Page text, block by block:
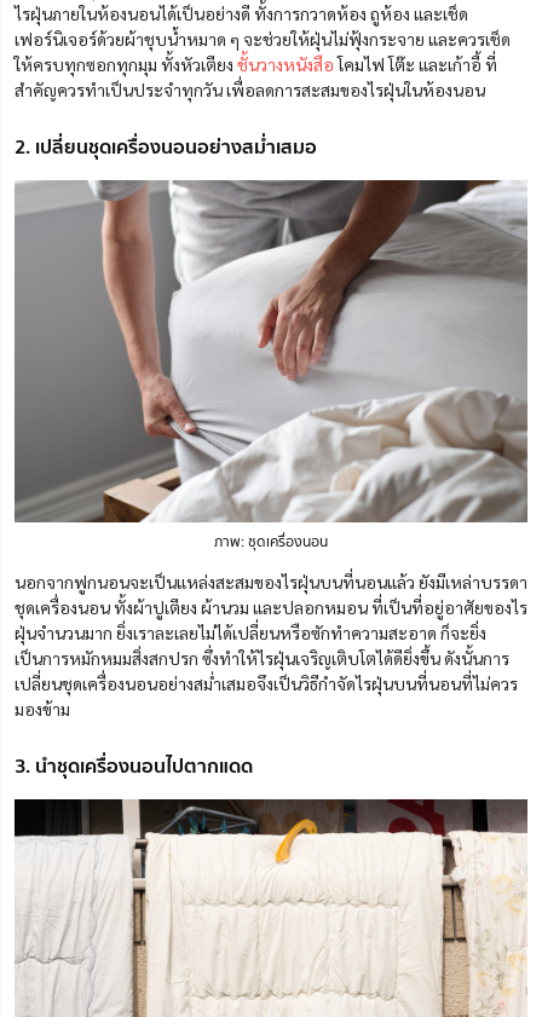
ไรฝุ่นภายในห้องนอนได้เป็นอย่างดี ทั้งการกวาดห้อง ถูห้อง และเช็ด
เฟอร์นิเจอร์ด้วยผ้าชุบน้ำหมาด ๆ จะช่วยให้ฝุ่นไม่ฟุ้งกระจาย และควรเช็ด
ให้ครบทุกซอกทุกมุม ทั้งหัวเตียง ชั้นวางหนังสือโคมไฟ โต๊ะ และเก้าอี้ ที่
สำคัญควรทำเป็นประจำทุกวัน เพื่อลดการสะสมของไรฝุ่นในห้องนอน
2. เปลี่ยนชุดเครื่องนอนอย่างสม่ำเสมอ
ภาพ: ชุดเครื่องนอน
นอกจากฟูกนอนจะเป็นแหล่งสะสมของไรฝุ่นบนที่นอนแล้ว ยังมีเหล่าบรรดา
ชุดเครื่องนอน ทั้งผ้าปูเตียง ผ้านวม และปลอกหมอน ที่เป็นที่อยู่อาศัยของไร
ฝุ่นจำนวนมาก ยิ่งเราละเลยไม่ได้เปลี่ยนหรือซักทำความสะอาด ก็จะยิ่ง
เป็นการหมักหมมสิ่งสกปรก ซึ่งทำให้ไรฝุ่นเจริญเติบโตได้ดียิ่งขึ้น ดังนั้นการ
เปลี่ยนชุดเครื่องนอนอย่างสม่ำเสมอจึงเป็นวิธีกําจัดไรฝุ่นบนที่นอนที่ไม่ควร
มองข้าม
3. นำชุดเครื่องนอนไปตากแดด